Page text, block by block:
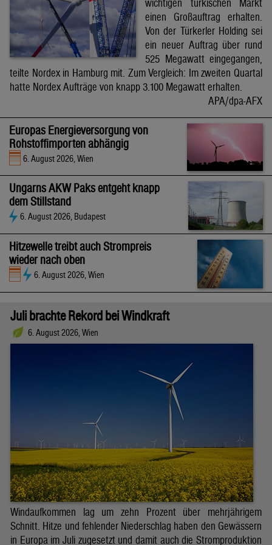
wichtigen türkischen Markt
einen Großauftrag erhalten.
Von der Türkerler Holding sei
ein neuer Auftrag über rund
525 Megawatt eingegangen,
teilte Nordex in Hamburg mit. Zum Vergleich: Im zweiten Quartal
hatte Nordex Aufträge von knapp 3.100 Megawatt erhalten.
APA/dpa-AFX
Europas Energieversorgung von
Rohstoffimporten abhängig
6. August 2026, Wien
Ungarns AKW Paks entgeht knapp
dem Stillstand
6. August 2026, Budapest
Hitzewelle treibt auch Strompreis
wieder nach oben
6. August 2026, Wien
Juli brachte Rekord bei Windkraft
6. August 2026, Wien
Windaufkommen lag um zehn Prozent über mehrjährigem
Schnitt. Hitze und fehlender Niederschlag haben den Gewässern
in Europa im Juli zugesetzt und damit auch die Stromproduktion